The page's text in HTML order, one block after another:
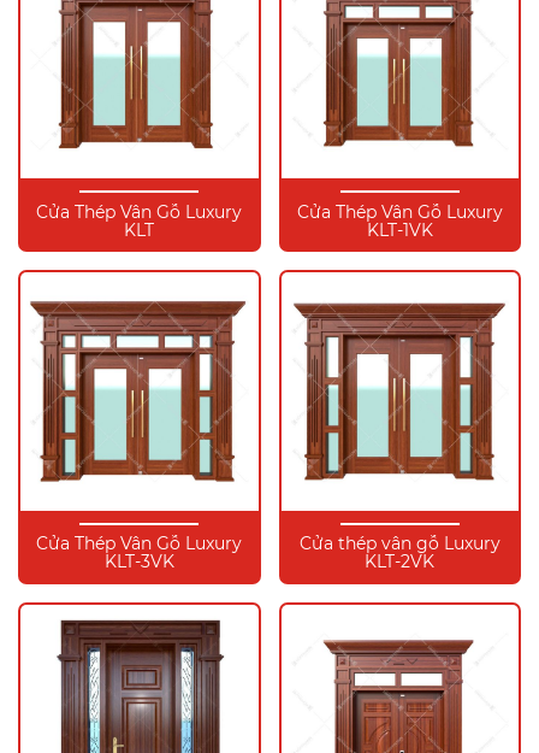
Cửa Thép Vân Gỗ Luxury
KLT
Cửa Thép Vân Gỗ Luxury
KLT-1VK
Cửa Thép Vân Gỗ Luxury
KLT-3VK
Cửa thép vân gỗ Luxury
KLT-2VK